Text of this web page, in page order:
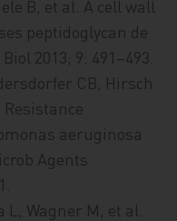
B, et al. A cell wall
peptidoglycan de
2013; 9: 491–493.
CB, Hirsch
aeruginosa
Agents
Wagner M, et al.